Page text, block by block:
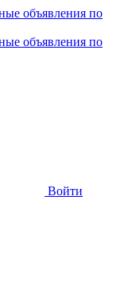
Войти